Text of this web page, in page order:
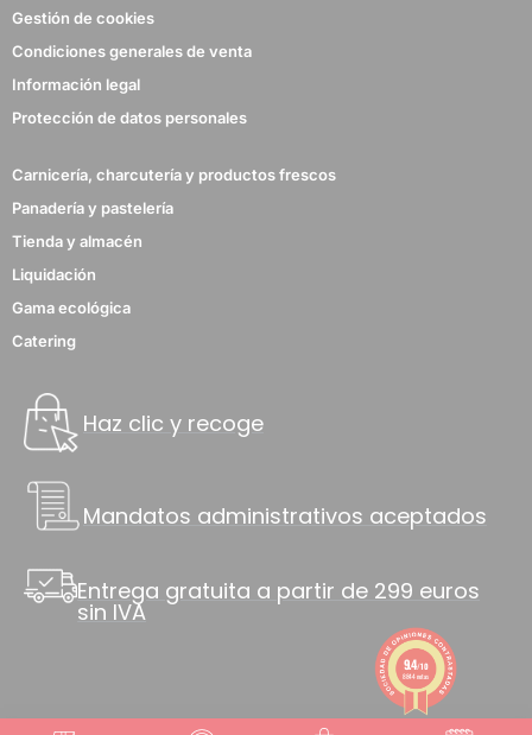
Gestión de cookies
Condiciones generales de venta
Información legal
Protección de datos personales
Carnicería, charcutería y productos frescos
Panadería y pastelería
Tienda y almacén
Liquidación
Gama ecológica
Catering
Haz clic y recoge
Mandatos administrativos aceptados
Entrega gratuita a partir de 299 euros
sin IVA
9.4/10
8844 notas